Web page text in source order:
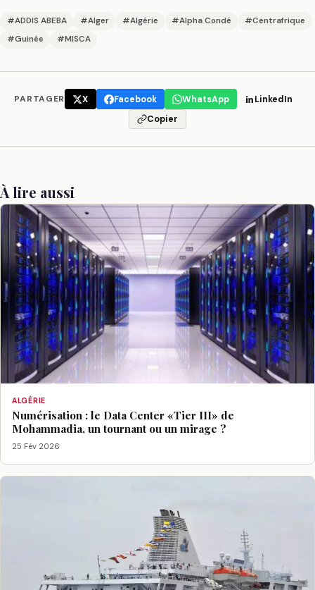
#ADDIS ABEBA #Alger #Algérie #Alpha Condé
#Centrafrique
#Guinée
#MISCA
PARTAGER X Facebook WhatsApp
LinkedIn
Copier
À lire aussi
ALGÉRIE
Numérisation : le Data Center «Tier III» de
Mohammadia, un tournant ou un mirage ?
25 Fév 2026